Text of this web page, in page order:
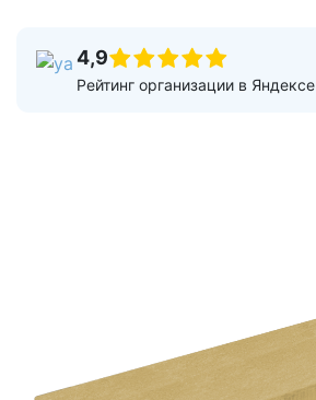
4,9
Рейтинг организации в Яндексе